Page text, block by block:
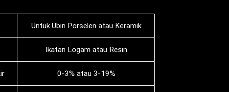
Untuk Ubin Porselen atau Keramik
Ikatan Logam atau Resin
0-3% atau 3-19%